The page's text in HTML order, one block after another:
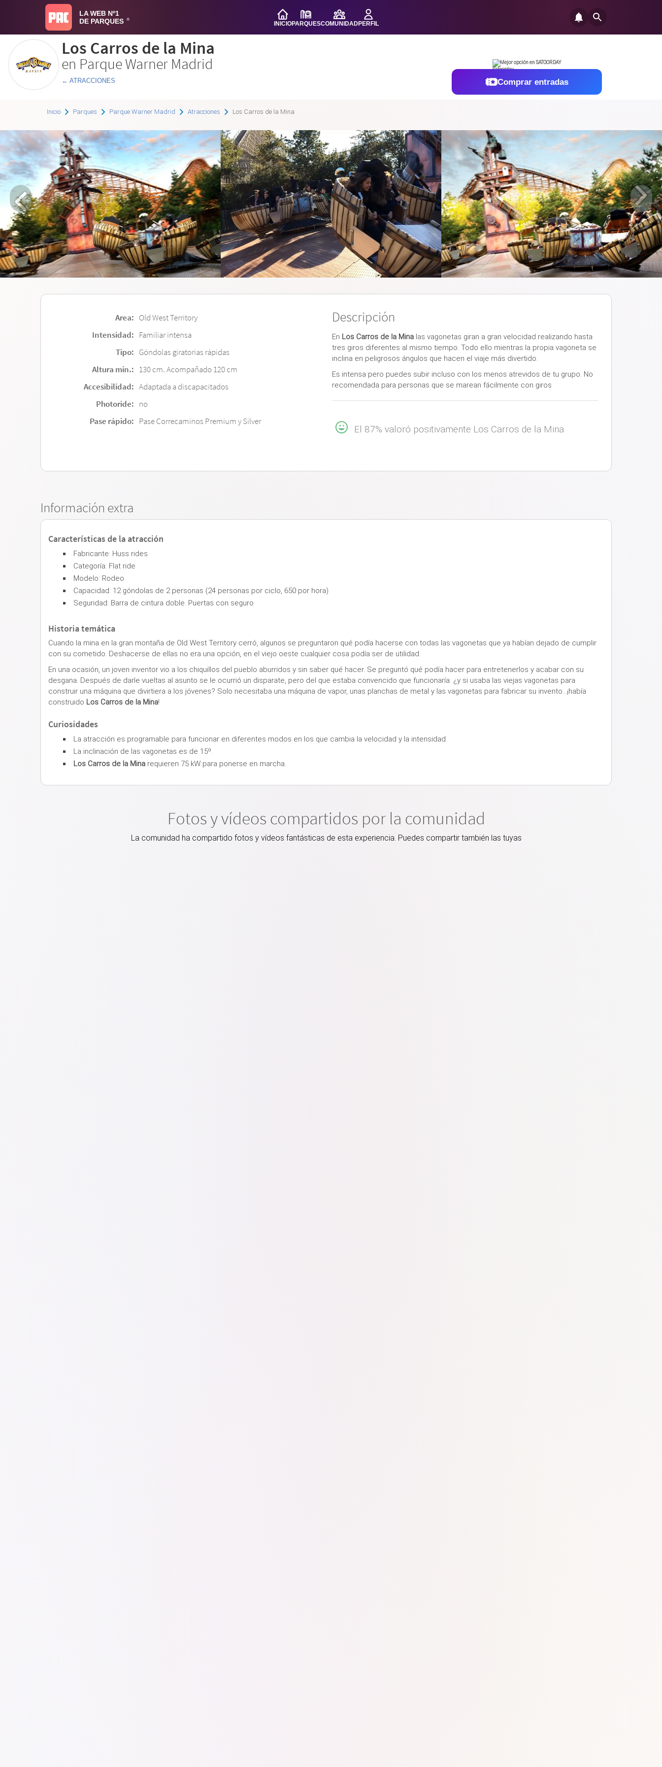
LA WEB Nº1
DE PARQUES
®
INICIOPARQUESCOMUNIDADPERFIL
Los Carros de la Mina
en Parque Warner Madrid
← ATRACCIONES
Mejor opción en SATOORDAY
Comprar entradas
Inicio Parques Parque Warner Madrid Atracciones Los Carros de la Mina
Area: Old West Territory
Intensidad: Familiar intensa
Tipo: Góndolas giratorias rápidas
Altura min.: 130 cm. Acompañado 120 cm
Accesibilidad: Adaptada a discapacitados
Photoride: no
Pase rápido: Pase Correcaminos Premium y Silver
Descripción
En Los Carros de la Mina las vagonetas giran a gran velocidad realizando hasta
tres giros diferentes al mismo tiempo. Todo ello mientras la propia vagoneta se
inclina en peligrosos ángulos que hacen el viaje más divertido.
Es intensa pero puedes subir incluso con los menos atrevidos de tu grupo. No
recomendada para personas que se marean fácilmente con giros
El 87% valoró positivamente Los Carros de la Mina
Información extra
Características de la atracción
Fabricante: Huss rides
Categoría: Flat ride
Modelo: Rodeo
Capacidad: 12 góndolas de 2 personas (24 personas por ciclo, 650 por hora)
Seguridad: Barra de cintura doble. Puertas con seguro
Historia temática
Cuando la mina en la gran montaña de Old West Territory cerró, algunos se preguntaron qué podía hacerse con todas las vagonetas que ya habían dejado de cumplir
con su cometido. Deshacerse de ellas no era una opción, en el viejo oeste cualquier cosa podía ser de utilidad.
En una ocasión, un joven inventor vio a los chiquillos del pueblo aburridos y sin saber qué hacer. Se preguntó qué podía hacer para entretenerlos y acabar con su
desgana. Después de darle vueltas al asunto se le ocurrió un disparate, pero del que estaba convencido que funcionaría: ¿y si usaba las viejas vagonetas para
construir una máquina que divirtiera a los jóvenes? Solo necesitaba una máquina de vapor, unas planchas de metal y las vagonetas para fabricar su invento...¡había
construido Los Carros de la Mina!
Curiosidades
La atracción es programable para funcionar en diferentes modos en los que cambia la velocidad y la intensidad.
La inclinación de las vagonetas es de 15º.
Los Carros de la Mina requieren 75 kW para ponerse en marcha.
Fotos y vídeos compartidos por la comunidad
La comunidad ha compartido fotos y vídeos fantásticas de esta experiencia. Puedes compartir también las tuyas